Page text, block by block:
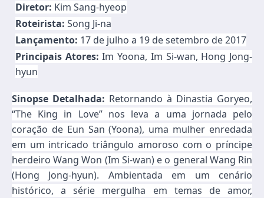
Diretor: Kim Sang-hyeop
Roteirista: Song Ji-na
Lançamento: 17 de julho a 19 de setembro de 2017
Principais Atores: Im Yoona, Im Si-wan, Hong Jong-
hyun
Sinopse Detalhada: Retornando à Dinastia Goryeo,
“The King in Love” nos leva a uma jornada pelo
coração de Eun San (Yoona), uma mulher enredada
em um intricado triângulo amoroso com o príncipe
herdeiro Wang Won (Im Si-wan) e o general Wang Rin
(Hong Jong-hyun). Ambientada em um cenário
histórico, a série mergulha em temas de amor,